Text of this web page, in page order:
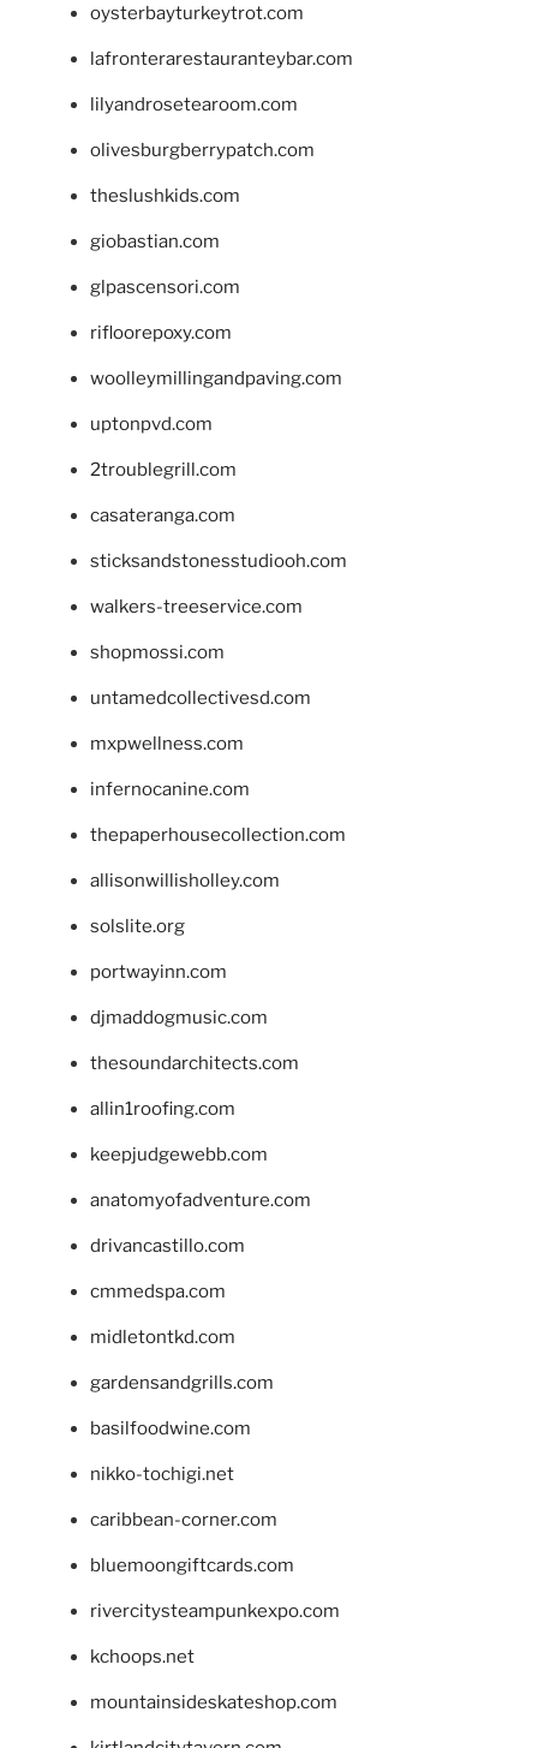
oysterbayturkeytrot.com
lafronterarestauranteybar.com
lilyandrosetearoom.com
olivesburgberrypatch.com
theslushkids.com
giobastian.com
glpascensori.com
rifloorepoxy.com
woolleymillingandpaving.com
uptonpvd.com
2troublegrill.com
casateranga.com
sticksandstonesstudiooh.com
walkers-treeservice.com
shopmossi.com
untamedcollectivesd.com
mxpwellness.com
infernocanine.com
thepaperhousecollection.com
allisonwillisholley.com
solslite.org
portwayinn.com
djmaddogmusic.com
thesoundarchitects.com
allin1roofing.com
keepjudgewebb.com
anatomyofadventure.com
drivancastillo.com
cmmedspa.com
midletontkd.com
gardensandgrills.com
basilfoodwine.com
nikko-tochigi.net
caribbean-corner.com
bluemoongiftcards.com
rivercitysteampunkexpo.com
kchoops.net
mountainsideskateshop.com